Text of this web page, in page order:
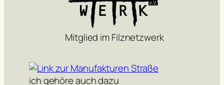
Mitglied im Filznetzwerk
ich gehöre auch dazu